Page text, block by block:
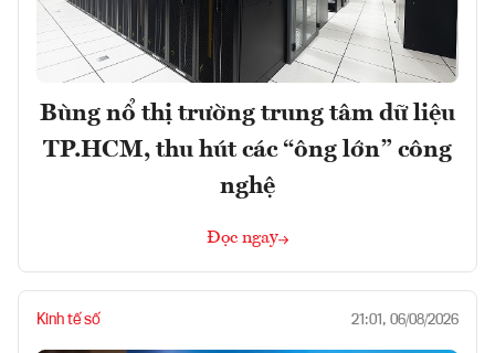
Bùng nổ thị trường trung tâm dữ liệu
TP.HCM, thu hút các “ông lớn” công
nghệ
Đọc ngay
Kinh tế số 21:01, 06/08/2026